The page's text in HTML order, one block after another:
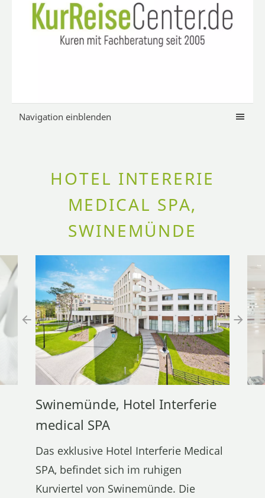
Navigation einblenden
HOTEL INTERERIE
MEDICAL SPA,
SWINEMÜNDE
Swinemünde, Hotel Interferie
medical SPA
Das exklusive Hotel Interferie Medical
SPA, befindet sich im ruhigen
Kurviertel von Swinemünde. Die